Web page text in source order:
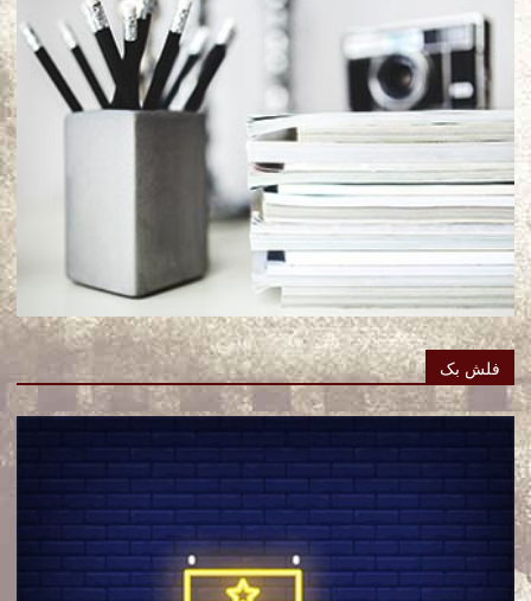
فلش بک